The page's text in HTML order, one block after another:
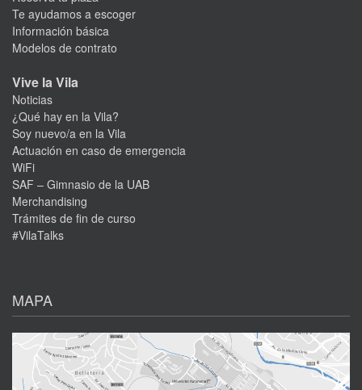
Te ayudamos a escoger
Información básica
Modelos de contrato
Vive la Vila
Noticias
¿Qué hay en la Vila?
Soy nuevo/a en la Vila
Actuación en caso de emergencia
WiFi
SAF – Gimnasio de la UAB
Merchandising
Trámites de fin de curso
#VilaTalks
MAPA